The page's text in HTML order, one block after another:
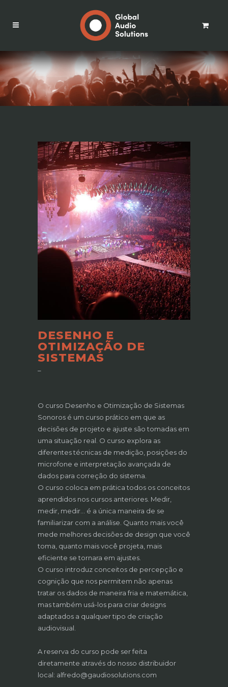
DESENHO E
OTIMIZAÇÃO DE
SISTEMAS
–
O curso Desenho e Otimização de Sistemas
Sonoros é um curso prático em que as
decisões de projeto e ajuste são tomadas em
uma situação real. O curso explora as
diferentes técnicas de medição, posições do
microfone e interpretação avançada de
dados para correção do sistema.
O curso coloca em prática todos os conceitos
aprendidos nos cursos anteriores. Medir,
medir, medir… é a única maneira de se
familiarizar com a análise. Quanto mais você
mede melhores decisões de design que você
toma, quanto mais você projeta, mais
eficiente se tornara em ajustes.
O curso introduz conceitos de percepção e
cognição que nos permitem não apenas
tratar os dados de maneira fria e matemática,
mas também usá-los para criar designs
adaptados a qualquer tipo de criação
audiovisual.
A reserva do curso pode ser feita
diretamente através do nosso distribuidor
local: alfredo@gaudiosolutions.com